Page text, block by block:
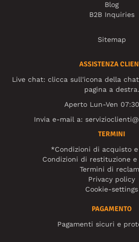
Blog
B2B Inquiries
Sitemap
ASSISTENZA
Live chat: clicca sull'icona della
pagina a destra.
Aperto Lun-Ven
Invia e-mail a:
TERMINI
*Condizioni di acquisto e
Condizioni di restituzione
Termini di
Privacy policy
Cookie-settings
PAGAMENTO
Pagamenti sicuri e